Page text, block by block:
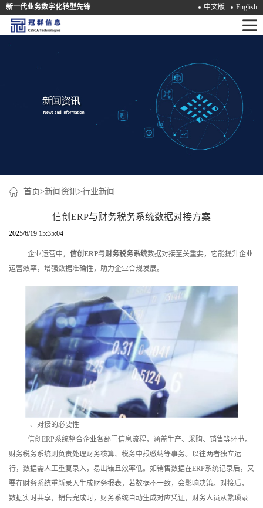
新一代业务数字化转型先锋 中文版 English
首
首页>新闻资讯>行业新闻
信创ERP与财务税务系统数据对接方案
2025/6/19 15:35:04
企业运营中， 信创ERP与财务税务系统数据对接至关重要，它能提升企业
运营效率，增强数据准确性，助力企业合规发展。
一、对接的必要性
信创ERP系统整合企业各部门信息流程，涵盖生产、采购、销售等环节。
财务税务系统则负责处理财务核算、税务申报缴纳等事务。以往两者独立运
行，数据需人工重复录入，易出错且效率低。如销售数据在ERP系统记录后，又
要在财务系统重新录入生成财务报表，若数据不一致，会影响决策。对接后，
数据实时共享，销售完成时，财务系统自动生成对应凭证，财务人员从繁琐录